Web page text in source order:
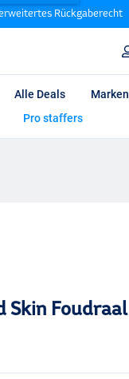
Rückgaberecht
Alle Deals
Marken
Pro staffers
Skin Foudraal